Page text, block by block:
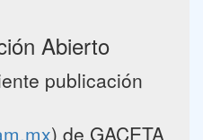
Abierto
publicación
) de GACETA